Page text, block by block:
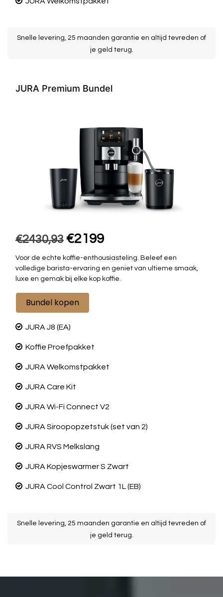
Snelle levering, 25 maanden garantie en altijd tevreden of
je geld terug.
JURA Premium Bundel
€2430,93 €2199
Voor de echte koffie-enthousiasteling. Beleef een
volledige barista-ervaring en geniet van ultieme smaak,
luxe en gemak bij elke kop koffie.
Bundel kopen
JURA J8 (EA)
Koffie Proefpakket
JURA Welkomstpakket
JURA Care Kit
JURA Wi-Fi Connect V2
JURA Siroopopzetstuk (set van 2)
JURA RVS Melkslang
JURA Kopjeswarmer S Zwart
JURA Cool Control Zwart 1L (EB)
Snelle levering, 25 maanden garantie en altijd tevreden of
je geld terug.